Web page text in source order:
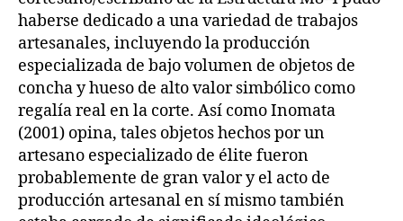
haberse dedicado a una variedad de trabajos
artesanales, incluyendo la producción
especializada de bajo volumen de objetos de
concha y hueso de alto valor simbólico como
regalía real en la corte. Así como Inomata
(2001) opina, tales objetos hechos por un
artesano especializado de élite fueron
probablemente de gran valor y el acto de
producción artesanal en sí mismo también